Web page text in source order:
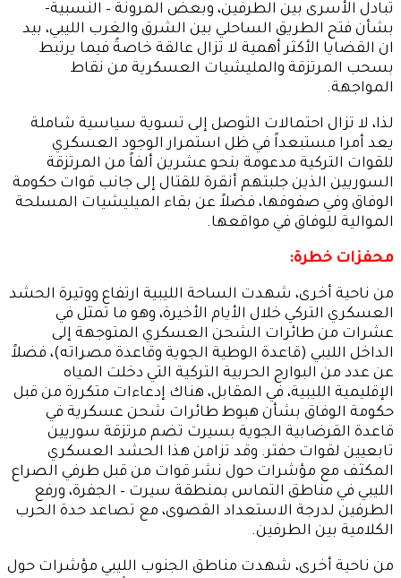
تبادل الأسرى بين الطرفين، وبعض المرونة – النسبية-
بشأن فتح الطريق الساحلي بين الشرق والغرب الليبي، بيد
ان القضايا الأكثر أهمية لا تزال عالقة خاصةً فيما يرتبط
بسحب المرتزقة والمليشيات العسكرية من نقاط
المواجهة.
لذا، لا تزال احتمالات التوصل إلى تسوية سياسية شاملة
يعد أمرا مستبعداً في ظل استمرار الوجود العسكري
للقوات التركية مدعومة بنحو عشرين ألفاً من المرتزقة
السوريين الذين جلبتهم أنقرة للقتال إلى جانب قوات حكومة
الوفاق وفي صفوفها، فضلاً عن بقاء الميليشيات المسلحة
الموالية للوفاق في مواقعها.
محفزات خطرة:
من ناحية أخرى، شهدت الساحة الليبية ارتفاع ووتيرة الحشد
العسكري التركي خلال الأيام الأخيرة، وهو ما تمثل في
عشرات من طائرات الشحن العسكري المتوجهة إلى
الداخل الليبي (قاعدة الوطية الجوية وقاعدة مصراته)، فضلاً
عن عدد من البوارج الحربية التركية التي دخلت المياه
الإقليمية الليبية، في المقابل، هناك إدعاءات متكررة من قبل
حكومة الوفاق بشأن هبوط طائرات شحن عسكرية في
قاعدة القرضابية الجوية بسيرت تضم مرتزقة سوريين
تابعيين لقوات حفتر. وقد تزامن هذا الحشد العسكري
المكثف مع مؤشرات حول نشر قوات من قبل طرفي الصراع
الليبي في مناطق التماس بمنطقة سيرت – الجفرة، ورفع
الطرفين لدرجة الاستعداد القصوى، مع تصاعد حدة الحرب
الكلامية بين الطرفين.
من ناحية أخرى، شهدت مناطق الجنوب الليبي مؤشرات حول